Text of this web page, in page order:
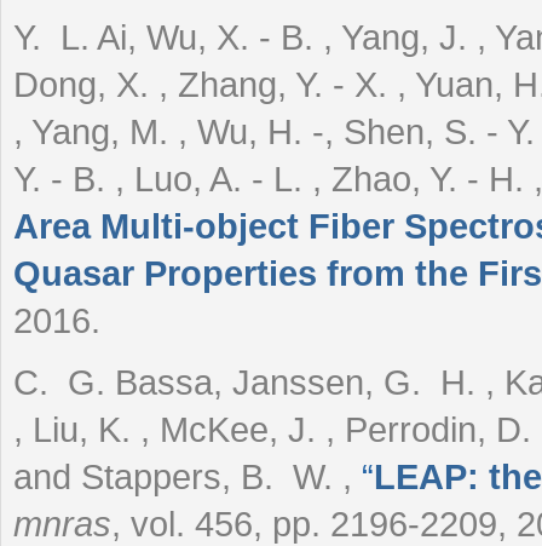
Y. L. Ai, Wu, X. - B. , Yang, J. ,
Dong, X. , Zhang, Y. - X. , Yuan,
, Yang, M. , Wu, H. -, Shen, S. -
Y. - B. , Luo, A. - L. , Zhao, Y. -
Area Multi-object Fiber
Quasar Properties from the
2016.
C. G. Bassa, Janssen, G. H. ,
, Liu, K. , McKee, J. , Perrodin,
and Stappers, B. W. , “LEAP:
mnras, vol. 456, pp. 2196-2209,